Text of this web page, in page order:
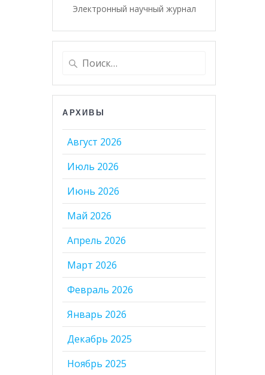
Электронный научный журнал
Найти:
АРХИВЫ
Август 2026
Июль 2026
Июнь 2026
Май 2026
Апрель 2026
Март 2026
Февраль 2026
Январь 2026
Декабрь 2025
Ноябрь 2025